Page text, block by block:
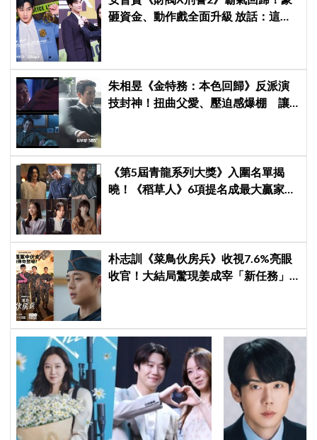
砸資金、動作戲全面升級 放話：這次
朱相昱《金特務：本色回歸》反派演
技封神！扭曲父愛、壓迫感爆棚 讓
《第5屆青龍系列大獎》入圍名單揭
曉！《稻草人》6項提名成最大贏家，
朴志訓《菜鳥伙房兵》收視7.6%亮眼
收官！大結局驚現姜成宰「新任務」